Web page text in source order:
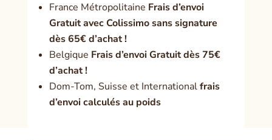
France Métropolitaine Frais d’envoi
Gratuit avec Colissimo sans signature
dès 65€ d’achat !
Belgique Frais d’envoi Gratuit dès 75€
d’achat !
Dom-Tom, Suisse et Internationalfrais
d’envoi calculés au poids